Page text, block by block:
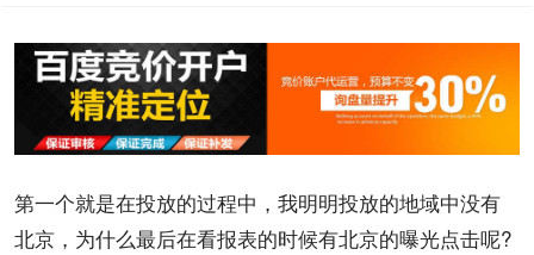
第一个就是在投放的过程中，我明明投放的地域中没有
北京，为什么最后在看报表的时候有北京的曝光点击呢?